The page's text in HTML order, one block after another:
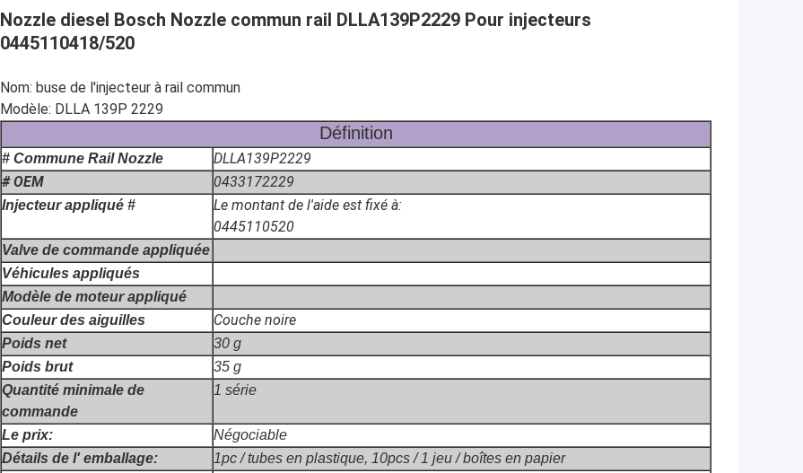
Nozzle diesel Bosch Nozzle commun rail DLLA139P2229 Pour injecteurs
0445110418/520
Nom: buse de l'injecteur à rail commun
Modèle: DLLA 139P 2229
Définition
# Commune Rail Nozzle
DLLA139P2229
# OEM
0433172229
Injecteur appliqué #
Le montant de l'aide est fixé à:
0445110520
Valve de commande appliquée
Véhicules appliqués
Modèle de moteur appliqué
Couleur des aiguilles
Couche noire
Poids net
30 g
Poids brut
35 g
Quantité minimale de
commande
1 série
Le prix:
Négociable
Détails de l' emballage:
1pc / tubes en plastique, 10pcs / 1 jeu / boîtes en papier